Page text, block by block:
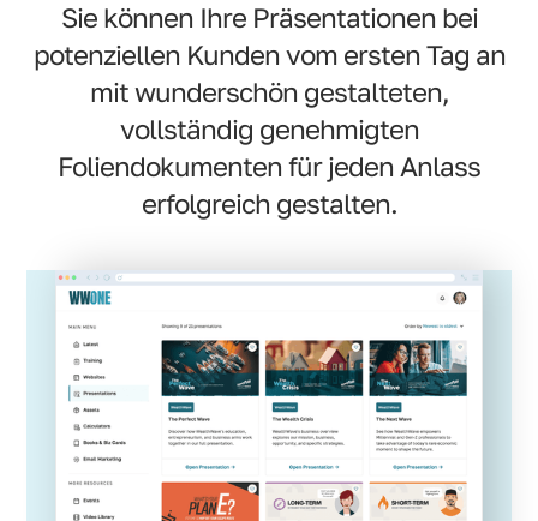
Sie können Ihre Präsentationen bei
potenziellen Kunden vom ersten Tag an
mit wunderschön gestalteten,
vollständig genehmigten
Foliendokumenten für jeden Anlass
erfolgreich gestalten.